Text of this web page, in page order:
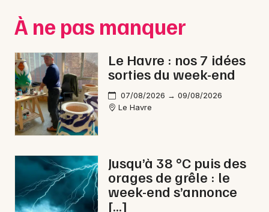
Concerts
Sports
Soirées
Sorties famille
Sorties & loisirs
Dîner spectacle dans la Seine-Maritime
Nice
Paris
Strasbourg
Toulouse
Toutes les villes
À ne pas manquer
Le Havre : nos 7 idées
sorties du week-end
07/08/2026 → 09/08/2026
Le Havre
Jusqu’à 38 °C puis des
orages de grêle : le
week-end s’annonce
[…]